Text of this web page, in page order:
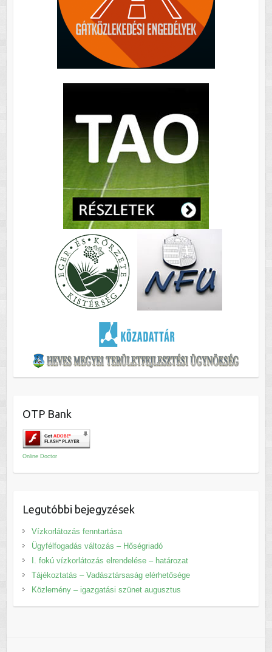
OTP Bank
Online Doctor
Legutóbbi bejegyzések
Vízkorlátozás fenntartása
Ügyfélfogadás változás – Hőségriadó
I. fokú vízkorlátozás elrendelése – határozat
Tájékoztatás – Vadásztársaság elérhetősége
Közlemény – igazgatási szünet augusztus